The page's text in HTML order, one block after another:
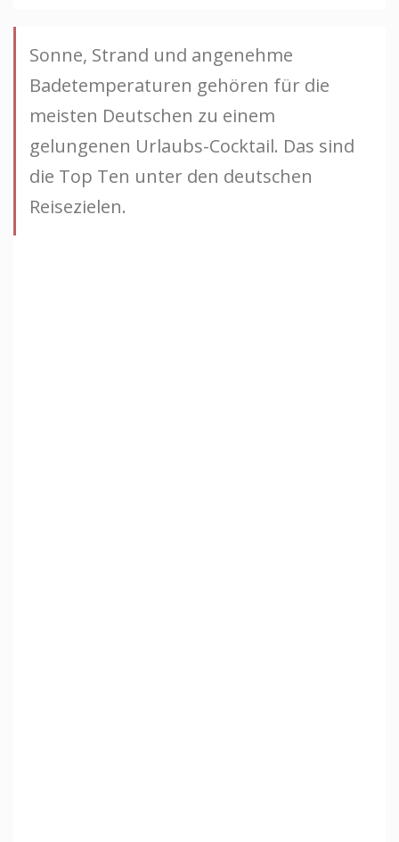
Sonne, Strand und angenehme
Badetemperaturen gehören für die
meisten Deutschen zu einem
gelungenen Urlaubs-Cocktail. Das sind
die Top Ten unter den deutschen
Reisezielen.